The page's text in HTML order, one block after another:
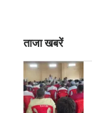
ताजा खबरें